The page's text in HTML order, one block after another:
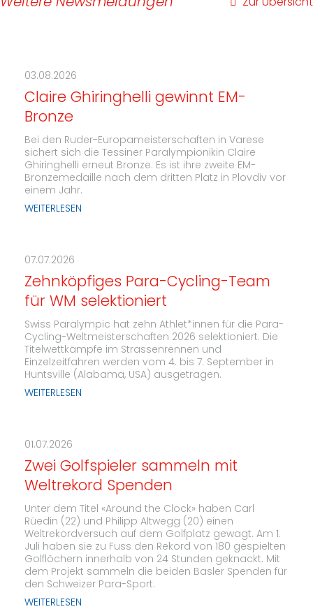
Zur Übersicht
03.08.2026
Claire Ghiringhelli gewinnt EM-
Bronze
Bei den Ruder-Europameisterschaften in Varese
sichert sich die Tessiner Paralympionikin Claire
Ghiringhelli erneut Bronze. Es ist ihre zweite EM-
Bronzemedaille nach dem dritten Platz in Plovdiv vor
einem Jahr.
WEITERLESEN
07.07.2026
Zehnköpfiges Para-Cycling-Team
für WM selektioniert
Swiss Paralympic hat zehn Athlet*innen für die Para-
Cycling-Weltmeisterschaften 2026 selektioniert. Die
Titelwettkämpfe im Strassenrennen und
Einzelzeitfahren werden vom 4. bis 7. September in
Huntsville (Alabama, USA) ausgetragen.
WEITERLESEN
01.07.2026
Zwei Golfspieler sammeln mit
Weltrekord Spenden
Unter dem Titel «Around the Clock» haben Carl
Rüedin (22) und Philipp Altwegg (20) einen
Weltrekordversuch auf dem Golfplatz gewagt. Am 1.
Juli haben sie zu Fuss den Rekord von 180 gespielten
Golflöchern innerhalb von 24 Stunden geknackt. Mit
dem Projekt sammeln die beiden Basler Spenden für
den Schweizer Para-Sport.
WEITERLESEN